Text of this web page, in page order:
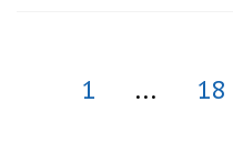
1 ... 18